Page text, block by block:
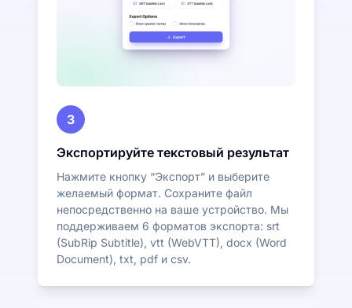
3
Экспортируйте текстовый результат
Нажмите кнопку “Экспорт” и выберите
желаемый формат. Сохраните файл
непосредственно на ваше устройство. Мы
поддерживаем 6 форматов экспорта: srt
(SubRip Subtitle), vtt (WebVTT), docx (Word
Document), txt, pdf и csv.